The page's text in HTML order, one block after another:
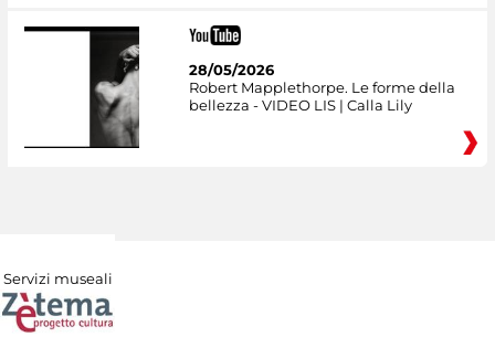
28/05/2026
Robert Mapplethorpe. Le forme della
bellezza - VIDEO LIS | Calla Lily
Servizi museali